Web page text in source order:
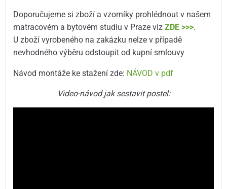
Doporučujeme si zboží a vzorníky prohlédnout v našem
matracovém a bytovém studiu v Praze vizZDE >>>.
U zboží vyrobeného na zakázku nelze v případě
nevhodného výběru odstoupit od kupní smlouvy
Návod montáže ke stažení zde: NÁVOD v pdf
Video-návod jak sestavit postel: